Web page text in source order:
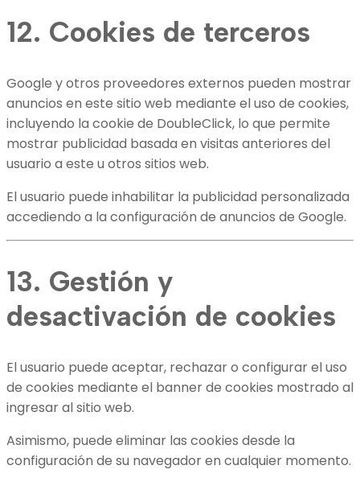
12. Cookies de terceros
Google y otros proveedores externos pueden mostrar
anuncios en este sitio web mediante el uso de cookies,
incluyendo la cookie de DoubleClick, lo que permite
mostrar publicidad basada en visitas anteriores del
usuario a este u otros sitios web.
El usuario puede inhabilitar la publicidad personalizada
accediendo a la configuración de anuncios de Google.
13. Gestión y
desactivación de cookies
El usuario puede aceptar, rechazar o configurar el uso
de cookies mediante el banner de cookies mostrado al
ingresar al sitio web.
Asimismo, puede eliminar las cookies desde la
configuración de su navegador en cualquier momento.